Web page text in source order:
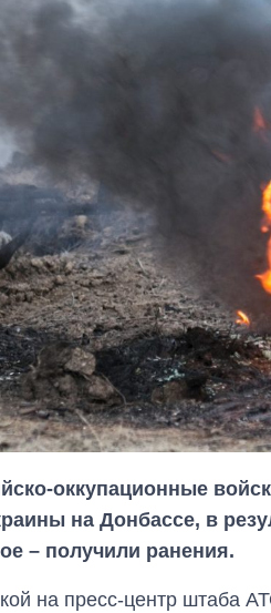
оккупационные
на Донбассе, в
– получили ранения.
на пресс-центр штаба